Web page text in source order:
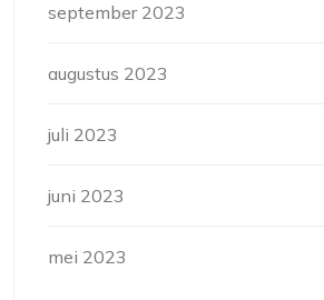
september 2023
augustus 2023
juli 2023
juni 2023
mei 2023